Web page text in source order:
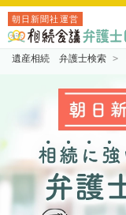
朝日新聞社運営
遺産相続 弁護士検索